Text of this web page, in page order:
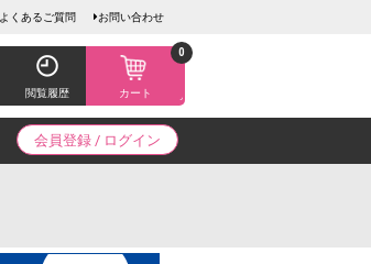
よくあるご質問 お問い合わせ
閲覧履歴 カート
0
会員登録 / ログイン